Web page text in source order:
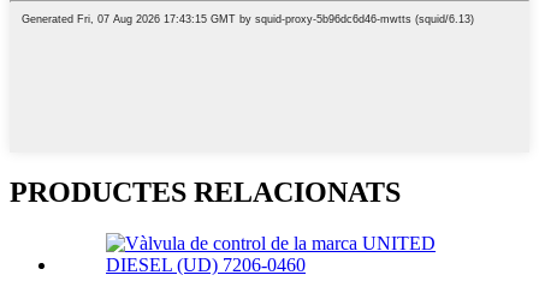
PRODUCTES RELACIONATS